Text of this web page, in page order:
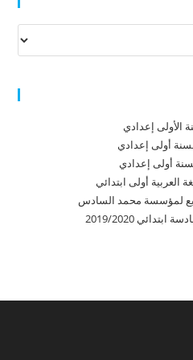
الأولى إعدادي
أولى إعدادي
أولى إعدادي
العربية أولى ابتدائي
لمؤسسة محمد السادس
2019/2020